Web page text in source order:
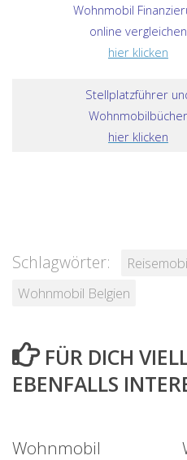
Wohnmobil
online vergleichen
hier klicken
Stellplatzführer
Wohnmobilbücher
hier klicken
Schlagwörter:
Wohnmobil Belgien
FÜR DICH
EBENFALLS
Wohnmobil